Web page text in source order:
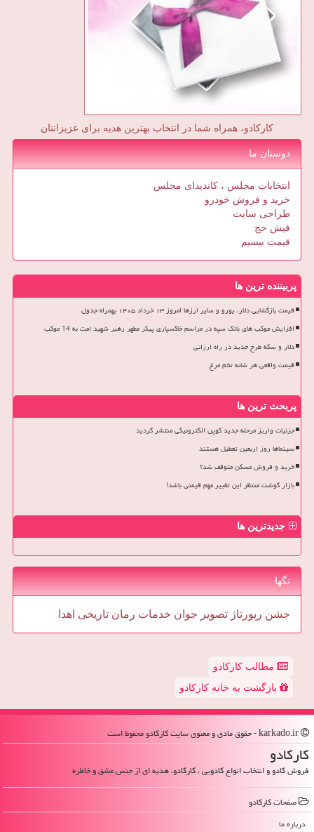
کارکادو، همراه شما در انتخاب بهترین هدیه برای عزیزانتان
دوستان ما
انتخابات مجلس ، کاندیدای مجلس
خرید و فروش خودرو
طراحی سایت
فیش حج
قیمت بیسیم
پربیننده ترین ها
قیمت بازگشایی دلار، یورو و سایر ارزها امروز ۱۳ خرداد ۱۴۰۵ بهمراه جدول
افزایش موکب های بانک سپه در مراسم خاکسپاری پیکر مطهر رهبر شهید امت به 14 موکب
دلار و سکه طرح جدید در راه ارزانی
قیمت واقعی هر شانه تخم مرغ
پربحث ترین ها
جزئیات واریز مرحله جدید کوپن الکترونیکی منتشر گردید
سینماها روز اربعین تعطیل هستند
خرید و فروش مسکن متوقف شد؟
بازار گوشت منتظر این تغییر مهم قیمتی باشد!
جدیدترین ها
تگها
جشن رپورتاژ تصویر جوان خدمات رمان تاریخی اهدا
مطالب کارکادو
بازگشت به خانه کارکادو
كاركادو
فروش کادو و انتخاب انواع کادویی ، کارکادو، هدیه ای از جنس عشق و خاطره
صفحات كاركادو
درباره ما